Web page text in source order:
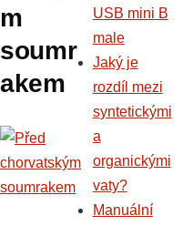
m
soumr
akem
USB mini B
male
Jaký je
rozdíl mezi
syntetickými
a
organickými
vaty?
Manuální